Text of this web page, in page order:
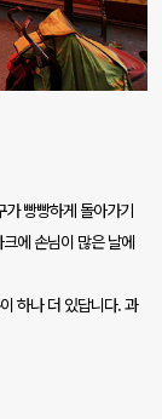
빵빵하게 돌아가기
에 손님이 많은 날에
하나 더 있답니다.과